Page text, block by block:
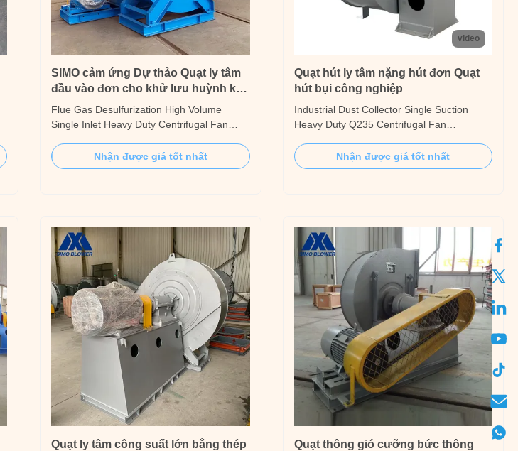
SIMO cảm ứng Dự thảo Quạt ly tâm
đầu vào đơn cho khử lưu huỳnh khí
thải
Flue Gas Desulfurization High Volume
Single Inlet Heavy Duty Centrifugal Fan
induced draft heavy duty centrifugal blower
fans are suitable for the ventilation and
Nhận được giá tốt nhất
video
Quạt hút ly tâm nặng hút đơn Quạt
hút bụi công nghiệp
Industrial Dust Collector Single Suction
Heavy Duty Q235 Centrifugal Fan
centrifugal blower fan is suitable for
conveying clean air or light materials at
Nhận được giá tốt nhất
Quạt ly tâm công suất lớn bằng thép
Quạt thông gió cưỡng bức thông